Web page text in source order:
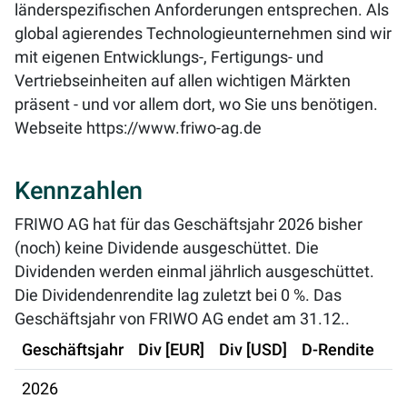
länderspezifischen Anforderungen entsprechen. Als
global agierendes Technologieunternehmen sind wir
mit eigenen Entwicklungs-, Fertigungs- und
Vertriebseinheiten auf allen wichtigen Märkten
präsent - und vor allem dort, wo Sie uns benötigen.
Webseite https://www.friwo-ag.de
Kennzahlen
FRIWO AG hat für das Geschäftsjahr 2026 bisher
(noch) keine Dividende ausgeschüttet. Die
Dividenden werden einmal jährlich ausgeschüttet.
Die Dividendenrendite lag zuletzt bei 0 %. Das
Geschäftsjahr von FRIWO AG endet am 31.12..
Geschäftsjahr
Div [EUR] Div [USD] D-Rendite
2026